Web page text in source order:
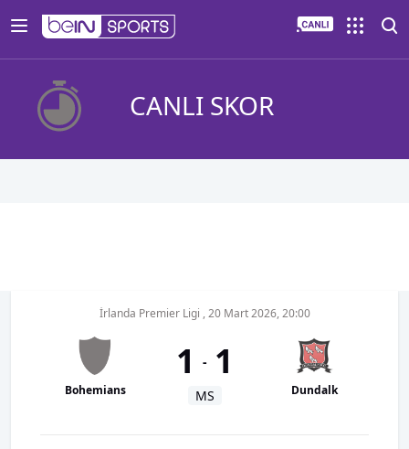
CANLI SKOR
İrlanda Premier Ligi , 20 Mart 2026, 20:00
Bohemians
1 - 1
MS Dundalk